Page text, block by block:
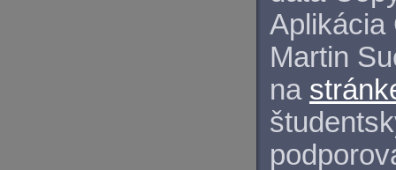
Aplikácia
Martin
na